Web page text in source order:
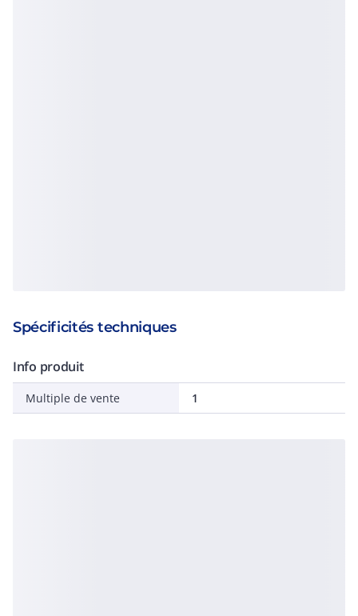
Spécificités techniques
Info produit
Multiple de vente 1